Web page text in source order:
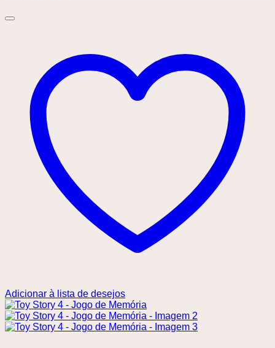
Adicionar à lista de desejos